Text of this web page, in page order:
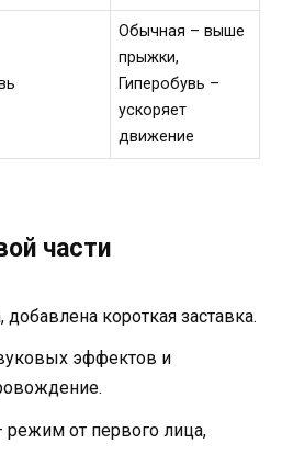
Обычная – выше
прыжки,
Гиперобувь –
ускоряет
движение
части
короткая заставка.
эффектов и
режим от первого лица,